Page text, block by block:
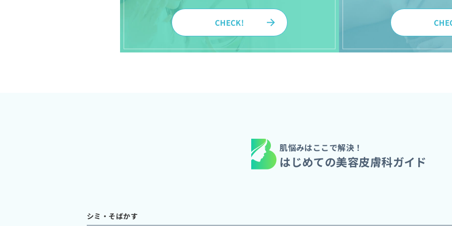
CHECK!
肌悩みはここで解決！
はじめての美容皮膚科ガイド
シミ・そばかす